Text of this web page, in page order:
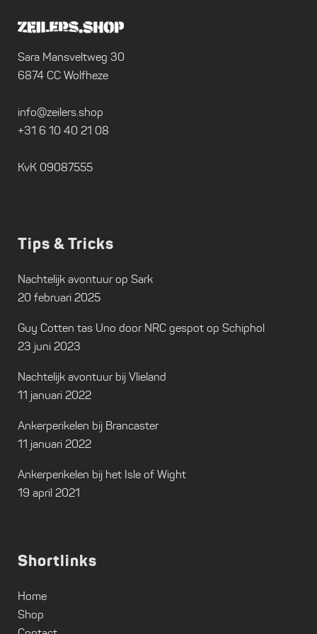
Sara Mansveltweg 30
6874 CC Wolfheze
info@zeilers.shop
+31 6 10 40 21 08
KvK 09087555
Tips & Tricks
Nachtelijk avontuur op Sark
20 februari 2025
Guy Cotten tas Uno door NRC gespot op Schiphol
23 juni 2023
Nachtelijk avontuur bij Vlieland
11 januari 2022
Ankerperikelen bij Brancaster
11 januari 2022
Ankerperikelen bij het Isle of Wight
19 april 2021
Shortlinks
Home
Shop